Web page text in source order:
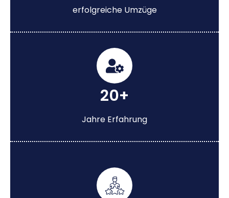
erfolgreiche Umzüge
20+
Jahre Erfahrung